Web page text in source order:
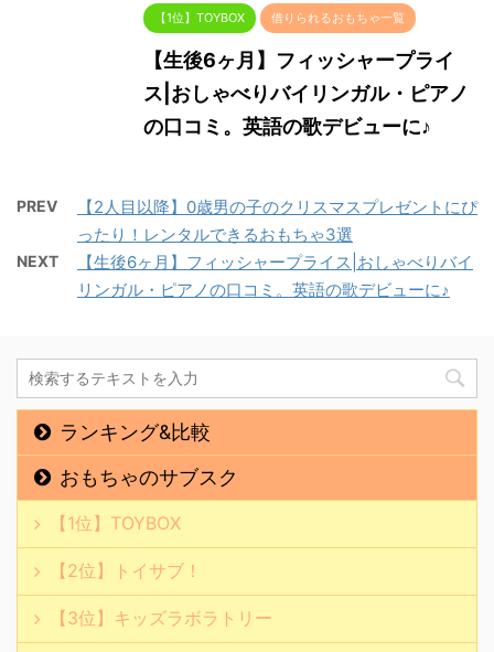
【1位】TOYBOX 借りられるおもちゃ一覧
【生後6ヶ月】フィッシャープライ
ス|おしゃべりバイリンガル・ピアノ
の口コミ。英語の歌デビューに♪
PREV
【2人目以降】0歳男の子のクリスマスプレゼントにぴ
ったり！レンタルできるおもちゃ3選
NEXT
【生後6ヶ月】フィッシャープライス|おしゃべりバイ
リンガル・ピアノの口コミ。英語の歌デビューに♪
ランキング&比較
おもちゃのサブスク
【1位】TOYBOX
【2位】トイサブ！
【3位】キッズラボラトリー